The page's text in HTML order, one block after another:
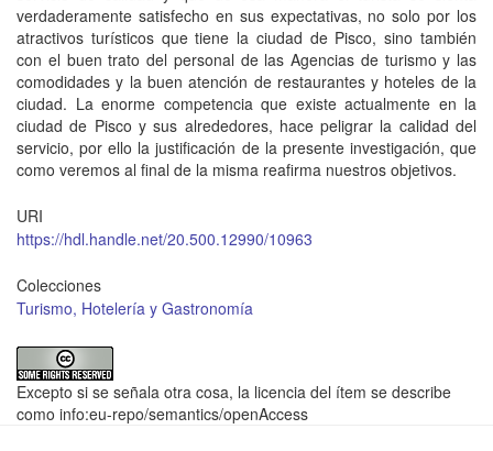
verdaderamente satisfecho en sus expectativas, no solo por los
atractivos turísticos que tiene la ciudad de Pisco, sino también
con el buen trato del personal de las Agencias de turismo y las
comodidades y la buen atención de restaurantes y hoteles de la
ciudad. La enorme competencia que existe actualmente en la
ciudad de Pisco y sus alrededores, hace peligrar la calidad del
servicio, por ello la justificación de la presente investigación, que
como veremos al final de la misma reafirma nuestros objetivos.
URI
https://hdl.handle.net/20.500.12990/10963
Colecciones
Turismo, Hotelería y Gastronomía
Excepto si se señala otra cosa, la licencia del ítem se describe
como info:eu-repo/semantics/openAccess